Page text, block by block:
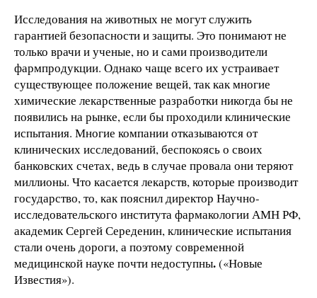
Исследования на животных не могут служить
гарантией безопасности и защиты. Это понимают не
только врачи и ученые, но и сами производители
фармпродукции. Однако чаще всего их устраивает
существующее положение вещей, так как многие
химические лекарственные разработки никогда бы не
появились на рынке, если бы проходили клинические
испытания. Многие компании отказываются от
клинических исследований, беспокоясь о своих
банковских счетах, ведь в случае провала они теряют
миллионы. Что касается лекарств, которые производит
государство, то, как пояснил директор Научно-
исследовательского института фармакологии АМН РФ,
академик Сергей Середенин, клинические испытания
стали очень дороги, а поэтому современной
медицинской науке почти недоступны.(«Новые
Известия»).